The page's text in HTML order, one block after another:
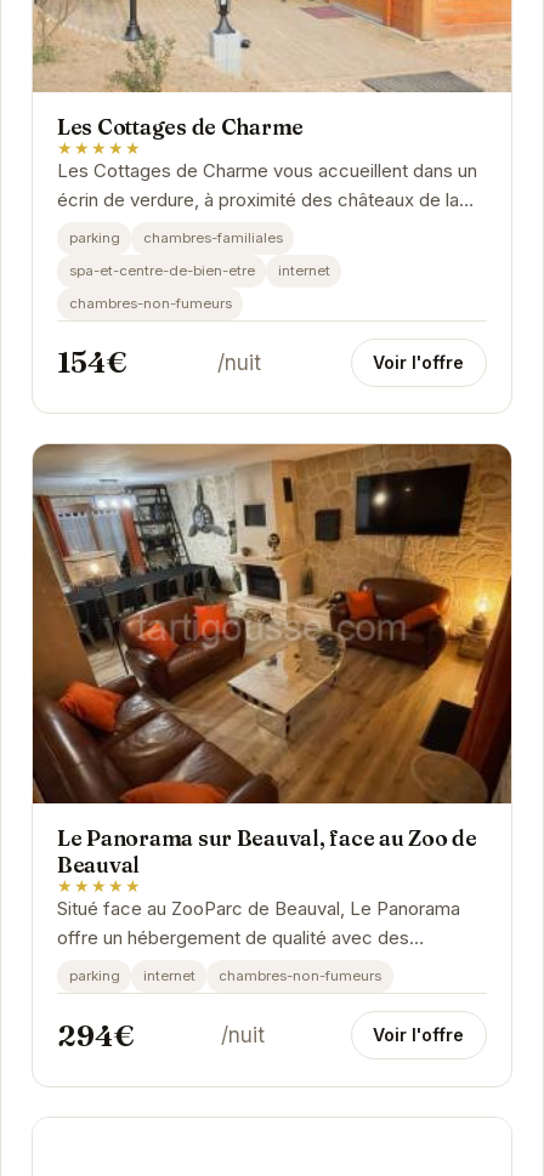
Les Cottages de Charme
★★★★★
Les Cottages de Charme vous accueillent dans un
écrin de verdure, à proximité des châteaux de la
Loire. Chaque cottage est décoré avec soin et...
parking
chambres-familiales
spa-et-centre-de-bien-etre
internet
chambres-non-fumeurs
154€ /nuit Voir l'offre
Le Panorama sur Beauval, face au Zoo de
Beauval
★★★★★
Situé face au ZooParc de Beauval, Le Panorama
offre un hébergement de qualité avec des
prestations haut de gamme. Profitez d'un séjour...
parking internet chambres-non-fumeurs
294€ /nuit Voir l'offre